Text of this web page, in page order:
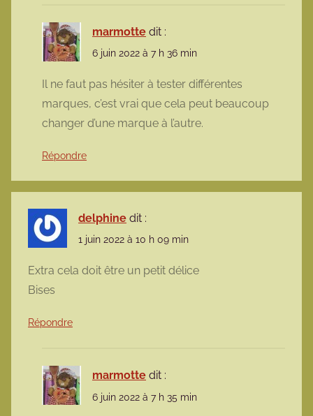
marmotte dit :
6 juin 2022 à 7 h 36 min
Il ne faut pas hésiter à tester différentes
marques, c’est vrai que cela peut beaucoup
changer d’une marque à l’autre.
Répondre
delphine dit :
1 juin 2022 à 10 h 09 min
Extra cela doit être un petit délice
Bises
Répondre
marmotte dit :
6 juin 2022 à 7 h 35 min